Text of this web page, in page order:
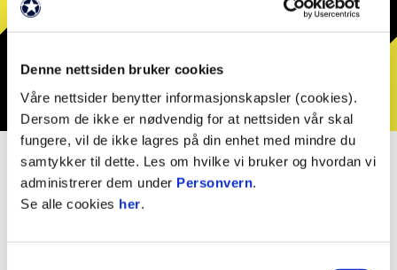
Denne nettsiden bruker cookies
Våre nettsider benytter informasjonskapsler (cookies).
Dersom de ikke er nødvendig for at nettsiden vår skal
fungere, vil de ikke lagres på din enhet med mindre du
samtykker til dette. Les om hvilke vi bruker og hvordan vi
administrerer dem under Personvern.
Se alle cookies her.
Tommy Fyhn
MATERIALFORVALTER